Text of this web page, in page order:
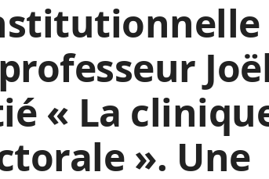
« La
». Une